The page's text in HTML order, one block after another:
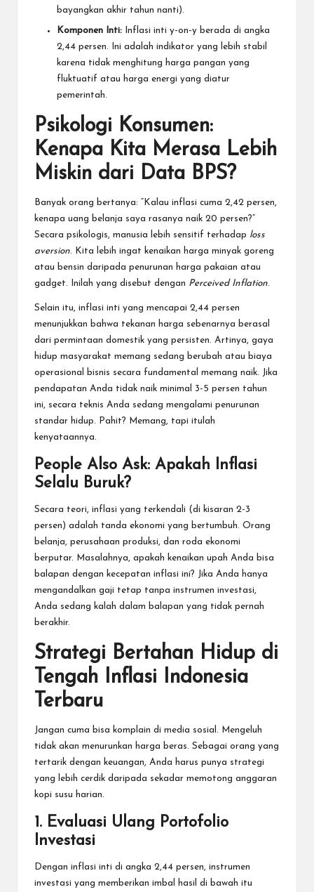
bayangkan akhir tahun nanti).
Komponen Inti: Inflasi inti y-on-y berada di angka
2,44 persen. Ini adalah indikator yang lebih stabil
karena tidak menghitung harga pangan yang
fluktuatif atau harga energi yang diatur
pemerintah.
Psikologi Konsumen:
Kenapa Kita Merasa Lebih
Miskin dari Data BPS?
Banyak orang bertanya: “Kalau inflasi cuma 2,42 persen,
kenapa uang belanja saya rasanya naik 20 persen?”
Secara psikologis, manusia lebih sensitif terhadap loss
aversion . Kita lebih ingat kenaikan harga minyak goreng
atau bensin daripada penurunan harga pakaian atau
gadget. Inilah yang disebut dengan Perceived Inflation
Selain itu, inflasi inti yang mencapai 2,44 persen
menunjukkan bahwa tekanan harga sebenarnya berasal
dari permintaan domestik yang persisten. Artinya, gaya
hidup masyarakat memang sedang berubah atau biaya
operasional bisnis secara fundamental memang naik. Jika
pendapatan Anda tidak naik minimal 3-5 persen tahun
ini, secara teknis Anda sedang mengalami penurunan
standar hidup. Pahit? Memang, tapi itulah
kenyataannya.
People Also Ask: Apakah Inflasi
Selalu Buruk?
Secara teori, inflasi yang terkendali (di kisaran 2-3
persen) adalah tanda ekonomi yang bertumbuh. Orang
belanja, perusahaan produksi, dan roda ekonomi
berputar. Masalahnya, apakah kenaikan upah Anda bisa
balapan dengan kecepatan inflasi ini? Jika Anda hanya
mengandalkan gaji tetap tanpa instrumen investasi,
Anda sedang kalah dalam balapan yang tidak pernah
berakhir.
Strategi Bertahan Hidup di
Tengah Inflasi Indonesia
Terbaru
Jangan cuma bisa komplain di media sosial. Mengeluh
tidak akan menurunkan harga beras. Sebagai orang yang
tertarik dengan keuangan, Anda harus punya strategi
yang lebih cerdik daripada sekadar memotong anggaran
kopi susu harian.
1. Evaluasi Ulang Portofolio
Investasi
Dengan inflasi inti di angka 2,44 persen, instrumen
investasi yang memberikan imbal hasil di bawah itu